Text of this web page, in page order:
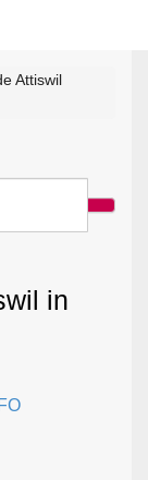
Attiswil
in